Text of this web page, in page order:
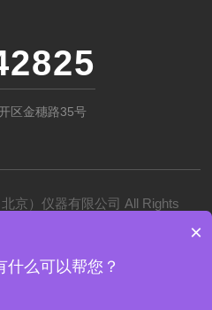
区金穗路35号
京）仪器有限公司 All Rights
×
什么可以帮您？